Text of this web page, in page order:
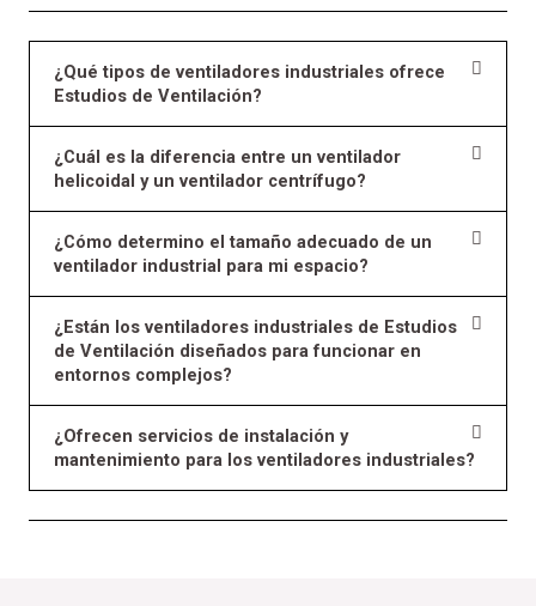
¿Qué tipos de ventiladores industriales ofrece
Estudios de Ventilación?
¿Cuál es la diferencia entre un ventilador
helicoidal y un ventilador centrífugo?
¿Cómo determino el tamaño adecuado de un
ventilador industrial para mi espacio?
¿Están los ventiladores industriales de Estudios
de Ventilación diseñados para funcionar en
entornos complejos?
¿Ofrecen servicios de instalación y
mantenimiento para los ventiladores industriales?